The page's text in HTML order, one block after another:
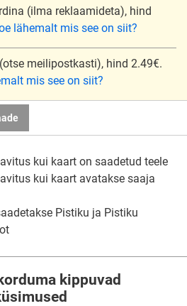
(ilma reklaamideta), hind
lähemalt mis see on siit?
(otse meilipostkasti), hind 2.49€.
mis see on siit?
kui kaart on saadetud teele
kui kaart avatakse saaja
Pistiku ja Pistiku
kippuvad